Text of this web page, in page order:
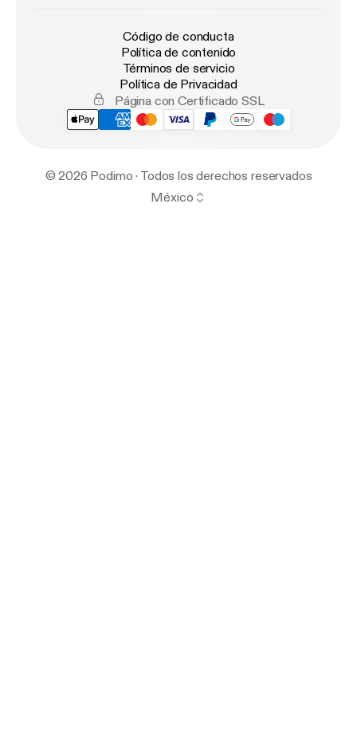
Código de conducta
Política de contenido
Términos de servicio
Política de Privacidad
Página con Certificado SSL
© 2026 Podimo · Todos los derechos reservados
México